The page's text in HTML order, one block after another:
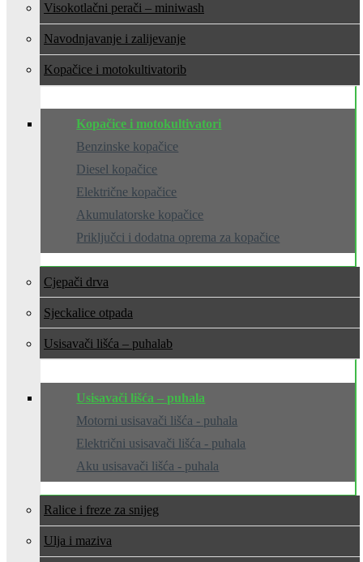
Visokotlačni perači – miniwash
Navodnjavanje i zalijevanje
Kopačice i motokultivatori
Kopačice i motokultivatori
Benzinske kopačice
Diesel kopačice
Električne kopačice
Akumulatorske kopačice
Priključci i dodatna oprema za kopačice
Cjepači drva
Sjeckalice otpada
Usisavači lišća – puhala
Usisavači lišća – puhala
Motorni usisavači lišća - puhala
Električni usisavači lišća - puhala
Aku usisavači lišća - puhala
Ralice i freze za snijeg
Ulja i maziva